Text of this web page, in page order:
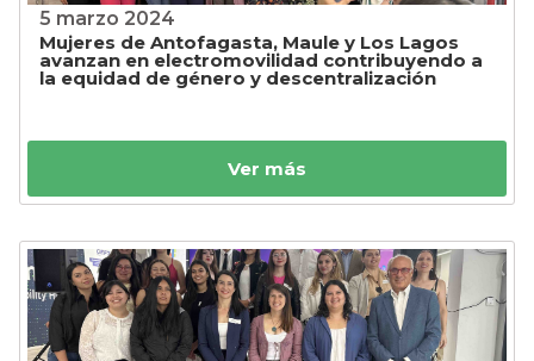
5 marzo 2024
Mujeres de Antofagasta, Maule y Los Lagos
avanzan en electromovilidad contribuyendo a
la equidad de género y descentralización
Ver más